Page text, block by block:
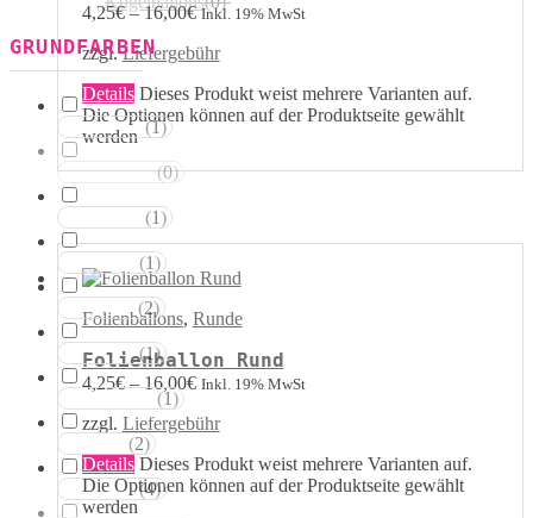
4,25€–16,00€ Inkl. 19% MwSt
zzgl.Liefergebühr
Details Dieses Produkt weist mehrere Varianten auf.
Die Optionen können auf der Produktseite gewählt
werden
Folienballons, Runde
Folienballon Rund
4,25€–16,00€ Inkl. 19% MwSt
zzgl. Liefergebühr
Details Dieses Produkt weist mehrere Varianten auf.
Die Optionen können auf der Produktseite gewählt
werden
GRUNDFARBEN
Weisstöne (1)
Transparent (0)
(1)
(1)
Gelbtöne (2)
Goldtöne (1)
(1)
(2)
Rosatöne (4)